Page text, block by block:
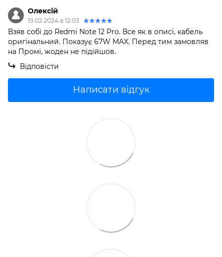
Олексій
19.02.2024 в 12:03
Взяв собі до Redmi Note 12 Pro. Все як в описі, кабель
оригінальний. Показує 67W MAX. Перед тим замовляв
на Промі, жоден не підійшов.
Відповісти
Написати відгук